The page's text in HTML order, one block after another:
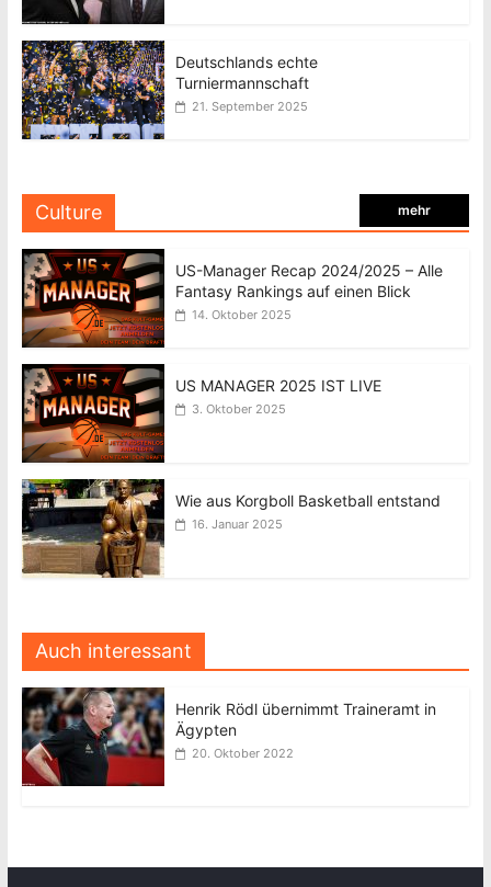
Deutschlands echte
Turniermannschaft
21. September 2025
Culture mehr
US-Manager Recap 2024/2025 – Alle
Fantasy Rankings auf einen Blick
14. Oktober 2025
US MANAGER 2025 IST LIVE
3. Oktober 2025
Wie aus Korgboll Basketball entstand
16. Januar 2025
Auch interessant
Henrik Rödl übernimmt Traineramt in
Ägypten
20. Oktober 2022